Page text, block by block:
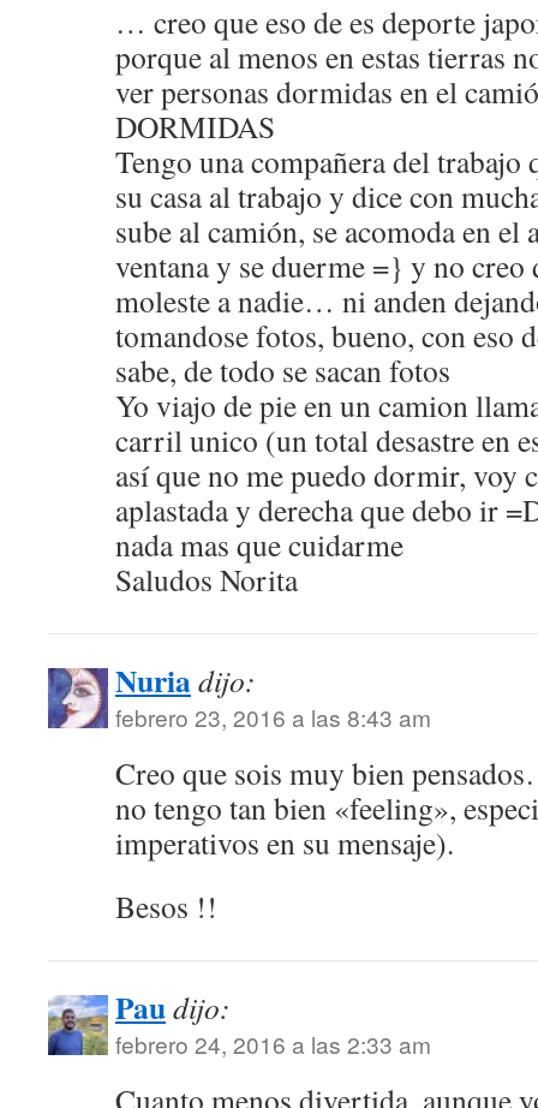
… creo que eso de es deporte
porque al menos en estas tierras
ver personas dormidas en el
DORMIDAS
Tengo una compañera del trabajo
su casa al trabajo y dice con
sube al camión, se acomoda en el
ventana y se duerme =} y no creo
moleste a nadie… ni anden
tomandose fotos, bueno, con eso
sabe, de todo se sacan fotos
Yo viajo de pie en un camion
carril unico (un total desastre en
así que no me puedo dormir, voy
aplastada y derecha que debo ir
nada mas que cuidarme
Saludos Norita
Nuriadijo:
febrero 23, 2016 a las 8:43 am
Creo que sois muy bien
no tengo tan bien «feeling»,
imperativos en su mensaje).
Besos !!
Paudijo:
febrero 24, 2016 a las 2:33 am
Cuanto menos divertida, aunque